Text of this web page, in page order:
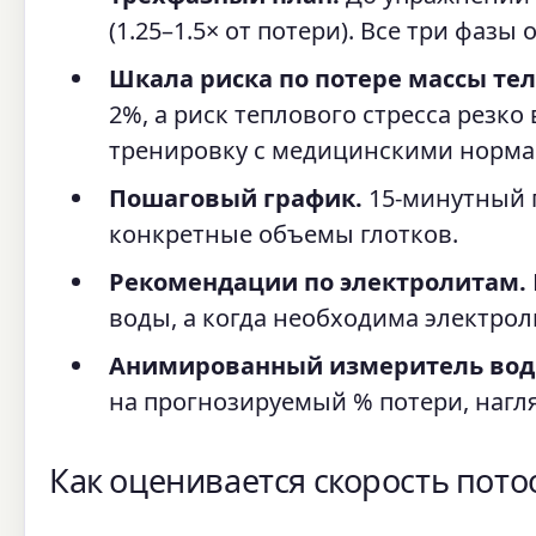
(1.25–1.5× от потери). Все три
Шкала риска по потере массы
2%, а риск теплового стресса
тренировку с медицинскими
Пошаговый график. 15-минутный
конкретные объемы глотков.
Рекомендации по электролитам.
воды, а когда необходима
Анимированный измеритель
на прогнозируемый % потери,
Как оценивается скорость